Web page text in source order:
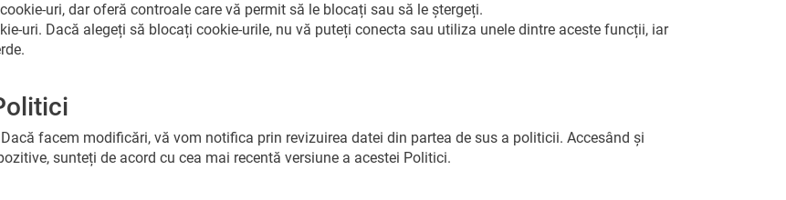
uri, dar oferă controale care vă permit să le blocați sau să le ștergeți.
uri. Dacă alegeți să blocați cookie-urile, nu vă puteți conecta sau utiliza unele dintre aceste funcții, iar
facem modificări, vă vom notifica prin revizuirea datei din partea de sus a politicii. Accesând și
sunteți de acord cu cea mai recentă versiune a acestei Politici.